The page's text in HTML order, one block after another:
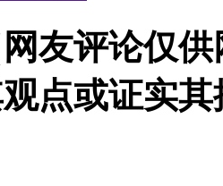
友评论仅
点或证实其